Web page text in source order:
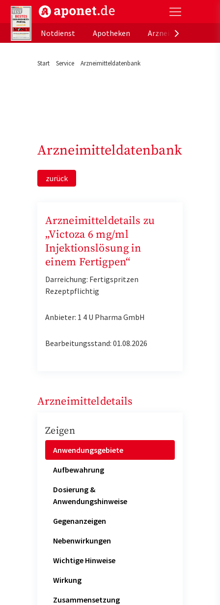
aponet.de - Das offizielle Gesundheitsportal der
Notdienst
Apotheken
Start Service Arzneimitteldatenbank
Arzneimitteldatenbank
zurück
Arzneimitteldetails zu
„Victoza 6 mg/ml
Injektionslösung in
einem Fertigpen“
Darreichung: Fertigspritzen
Rezeptpflichtig
Anbieter: 1 4 U Pharma GmbH
Bearbeitungsstand: 01.08.2026
Arzneimitteldetails
Zeigen
Anwendungsgebiete
Aufbewahrung
Dosierung &
Anwendungshinweise
Gegenanzeigen
Nebenwirkungen
Wichtige Hinweise
Wirkung
Zusammensetzung